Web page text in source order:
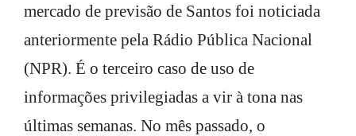
mercado de previsão de Santos foi noticiada
anteriormente pela Rádio Pública Nacional
(NPR). É o terceiro caso de uso de
informações privilegiadas a vir à tona nas
últimas semanas. No mês passado, o